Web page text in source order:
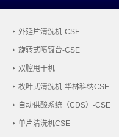
外延片清洗机-CSE
旋转式喷镀台-CSE
双腔甩干机
枚叶式清洗机-华林科纳CSE
自动供酸系统（CDS）-CSE
单片清洗机CSE